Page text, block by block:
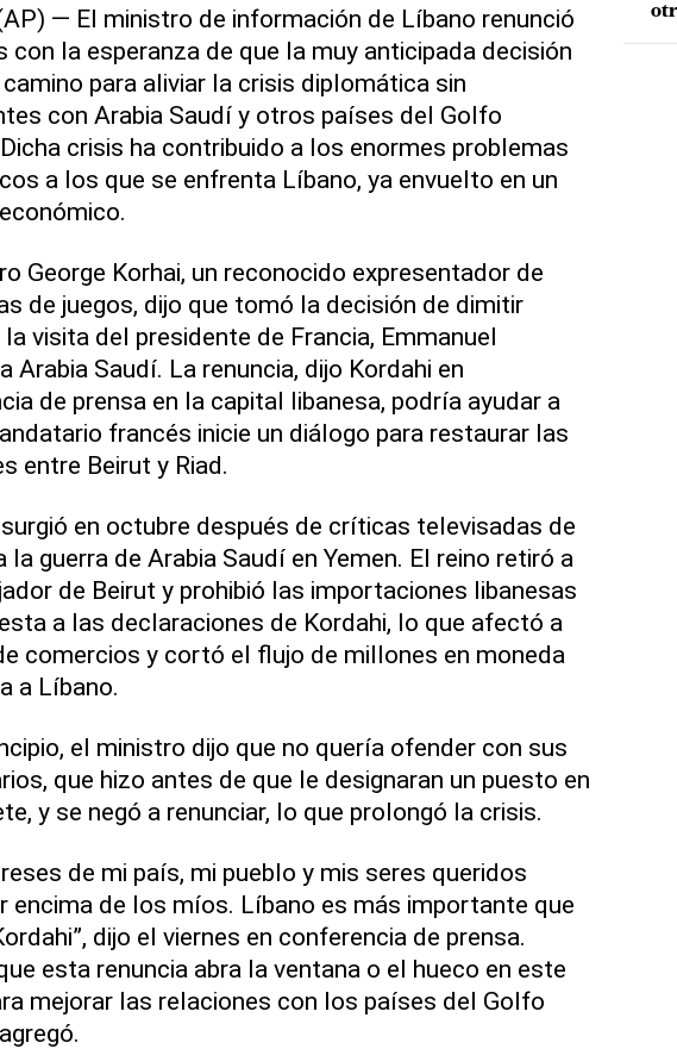
— El ministro de información de Líbano renunció
con la esperanza de que la muy anticipada decisión
para aliviar la crisis diplomática sin
con Arabia Saudí y otros países del Golfo
crisis ha contribuido a los enormes problemas
a los que se enfrenta Líbano, ya envuelto en un
George Korhai, un reconocido expresentador de
de juegos, dijo que tomó la decisión de dimitir
visita del presidente de Francia, Emmanuel
Arabia Saudí. La renuncia, dijo Kordahi en
de prensa en la capital libanesa, podría ayudar a
francés inicie un diálogo para restaurar las
entre Beirut y Riad.
en octubre después de críticas televisadas de
la guerra de Arabia Saudí en Yemen. El reino retiró a
de Beirut y prohibió las importaciones libanesas
a las declaraciones de Kordahi, lo que afectó a
comercios y cortó el flujo de millones en moneda
a Líbano.
el ministro dijo que no quería ofender con sus
que hizo antes de que le designaran un puesto en
y se negó a renunciar, lo que prolongó la crisis.
de mi país, mi pueblo y mis seres queridos
encima de los míos. Líbano es más importante que
dijo el viernes en conferencia de prensa.
esta renuncia abra la ventana o el hueco en este
mejorar las relaciones con los países del Golfo